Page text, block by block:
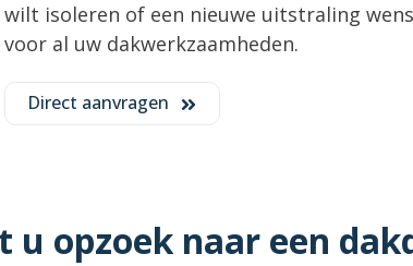
wilt isoleren of een nieuwe uitstraling
voor al uw dakwerkzaamheden.
Direct aanvragen
u opzoek naar een